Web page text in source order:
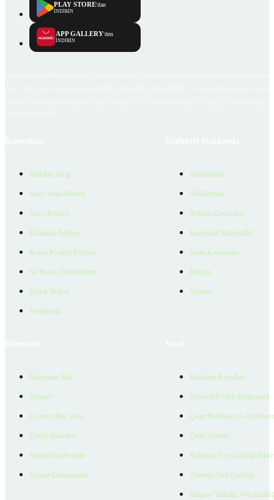
PLAY STORE'dan
İNDİRİN
APP GALLERY'den
İNDİRİN
Emlakjet Blog
Satın Alma Rehberi
Satıcı Rehberi
Kiralama Rehberi
Konut Kredisi Rehberi
Ne Kadar Ödeyebilirim
Emlak Değeri
Verilerimiz
Hakkımızda
Ödüllerimiz
Reklam Çözümleri
Kurumsal Materyaller
İnsan Kaynakları
İletişim
Yardım
Danışman Bul
Projeler
Ücretsiz İlan Verin
Üyelik Paketleri
EmlakZeka Asistan
Uzman Danışmanlar
Kullanım Koşulları
Bireysel Üyelik Sözleşmesi
Çerez Politikası ve
Çerez Ayarları
Kullanıcı Veri Gizliliği
Ziyaretçi Veri Gizliliği
Müşteri Yetkilisi Veri